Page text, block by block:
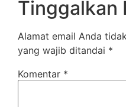
Tinggalkan
Alamat email Anda
yang wajib ditandai *
Komentar *